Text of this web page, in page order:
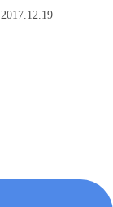
2017.12.19